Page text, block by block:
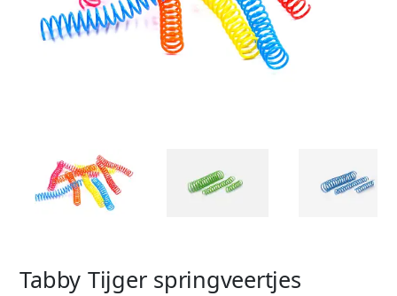
Tabby Tijger springveertjes